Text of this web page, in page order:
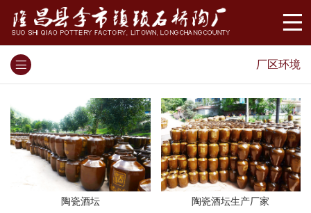
厂区环境
陶瓷酒坛 陶瓷酒坛生产厂家